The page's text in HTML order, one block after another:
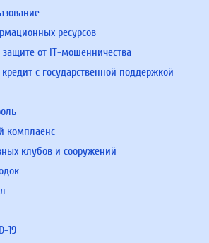
ресурсов
от IT-мошенничества
с государственной поддержкой
комплаенс
клубов и сооружений
19